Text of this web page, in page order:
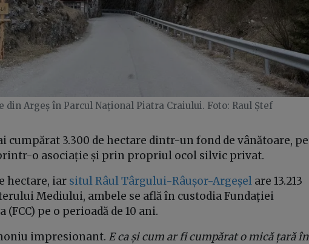
din Argeș în Parcul Național Piatra Craiului. Foto: Raul Ștef
cumpărat 3.300 de hectare dintr-un fond de vânătoare, pe
o asociație și prin propriul ocol silvic privat.
hectare, iar situl Râul Târgului-Râușor-Argeșel are 13.213
Mediului, ambele se află în custodia Fundației
pe o perioadă de 10 ani.
impresionant. E ca și cum ar fi cumpărat o mică țară în